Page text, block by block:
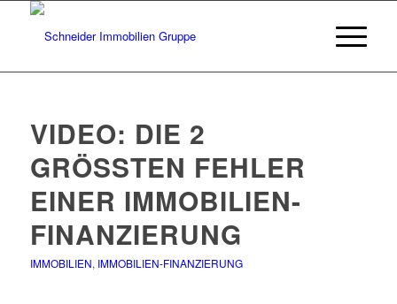
VIDEO: DIE 2
GRÖSSTEN FEHLER E
INER IMMOBILIEN-F
INANZIERUNG
IMMOBILIEN, IMMOBILIEN-FINANZIERUNG